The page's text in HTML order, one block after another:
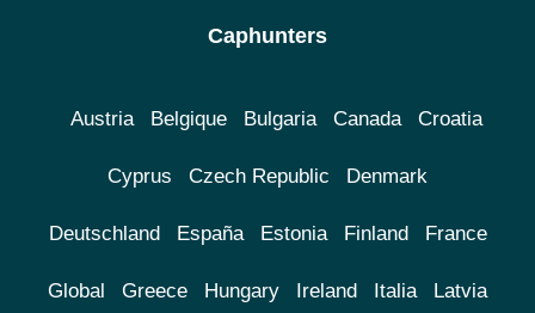
Caphunters
Austria Belgique Bulgaria Canada Croatia
Cyprus Czech Republic Denmark
Deutschland España Estonia Finland France
Global Greece Hungary Ireland Italia Latvia